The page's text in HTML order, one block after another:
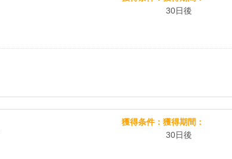
30日後
獲得条件
獲得期間
30日後